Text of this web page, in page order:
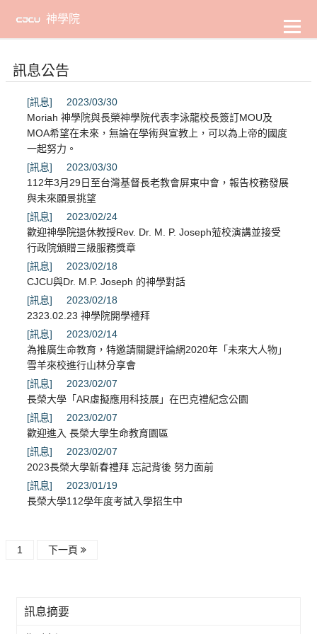
主
容
神學院
訊息公告
[訊息]
2023/03/30
Moriah 神學院與長榮神學院代表李泳龍校長簽訂MOU及
MOA希望在未來，無論在學術與宣教上，可以為上帝的國度
一起努力。
[訊息]
2023/03/30
112年3月29日至台灣基督長老教會屏東中會，報告校務發展
與未來願景挑望
[訊息]
2023/02/24
歡迎神學院退休教授Rev. Dr. M. P. Joseph蒞校演講並接受
行政院頒贈三級服務獎章
[訊息]
2023/02/18
CJCU與Dr. M.P. Joseph 的神學對話
[訊息]
2023/02/18
2323.02.23 神學院開學禮拜
[訊息]
2023/02/14
為推廣生命教育，特邀請關鍵評論網2020年「未來大人物」
雪羊來校進行山林分享會
[訊息]
2023/02/07
長榮大學「AR虛擬應用科技展」在巴克禮紀念公園
[訊息]
2023/02/07
歡迎進入 長榮大學生命教育園區
[訊息]
2023/02/07
2023長榮大學新春禮拜 忘記背後 努力面前
[訊息]
2023/01/19
長榮大學112學年度考試入學招生中
1 下一頁
訊息摘要